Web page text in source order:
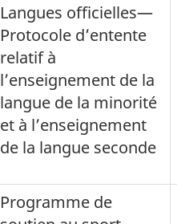
Langues officielles—
Protocole d’entente
relatif à
l’enseignement de la
langue de la minorité
et à l’enseignement
de la langue seconde
Programme de